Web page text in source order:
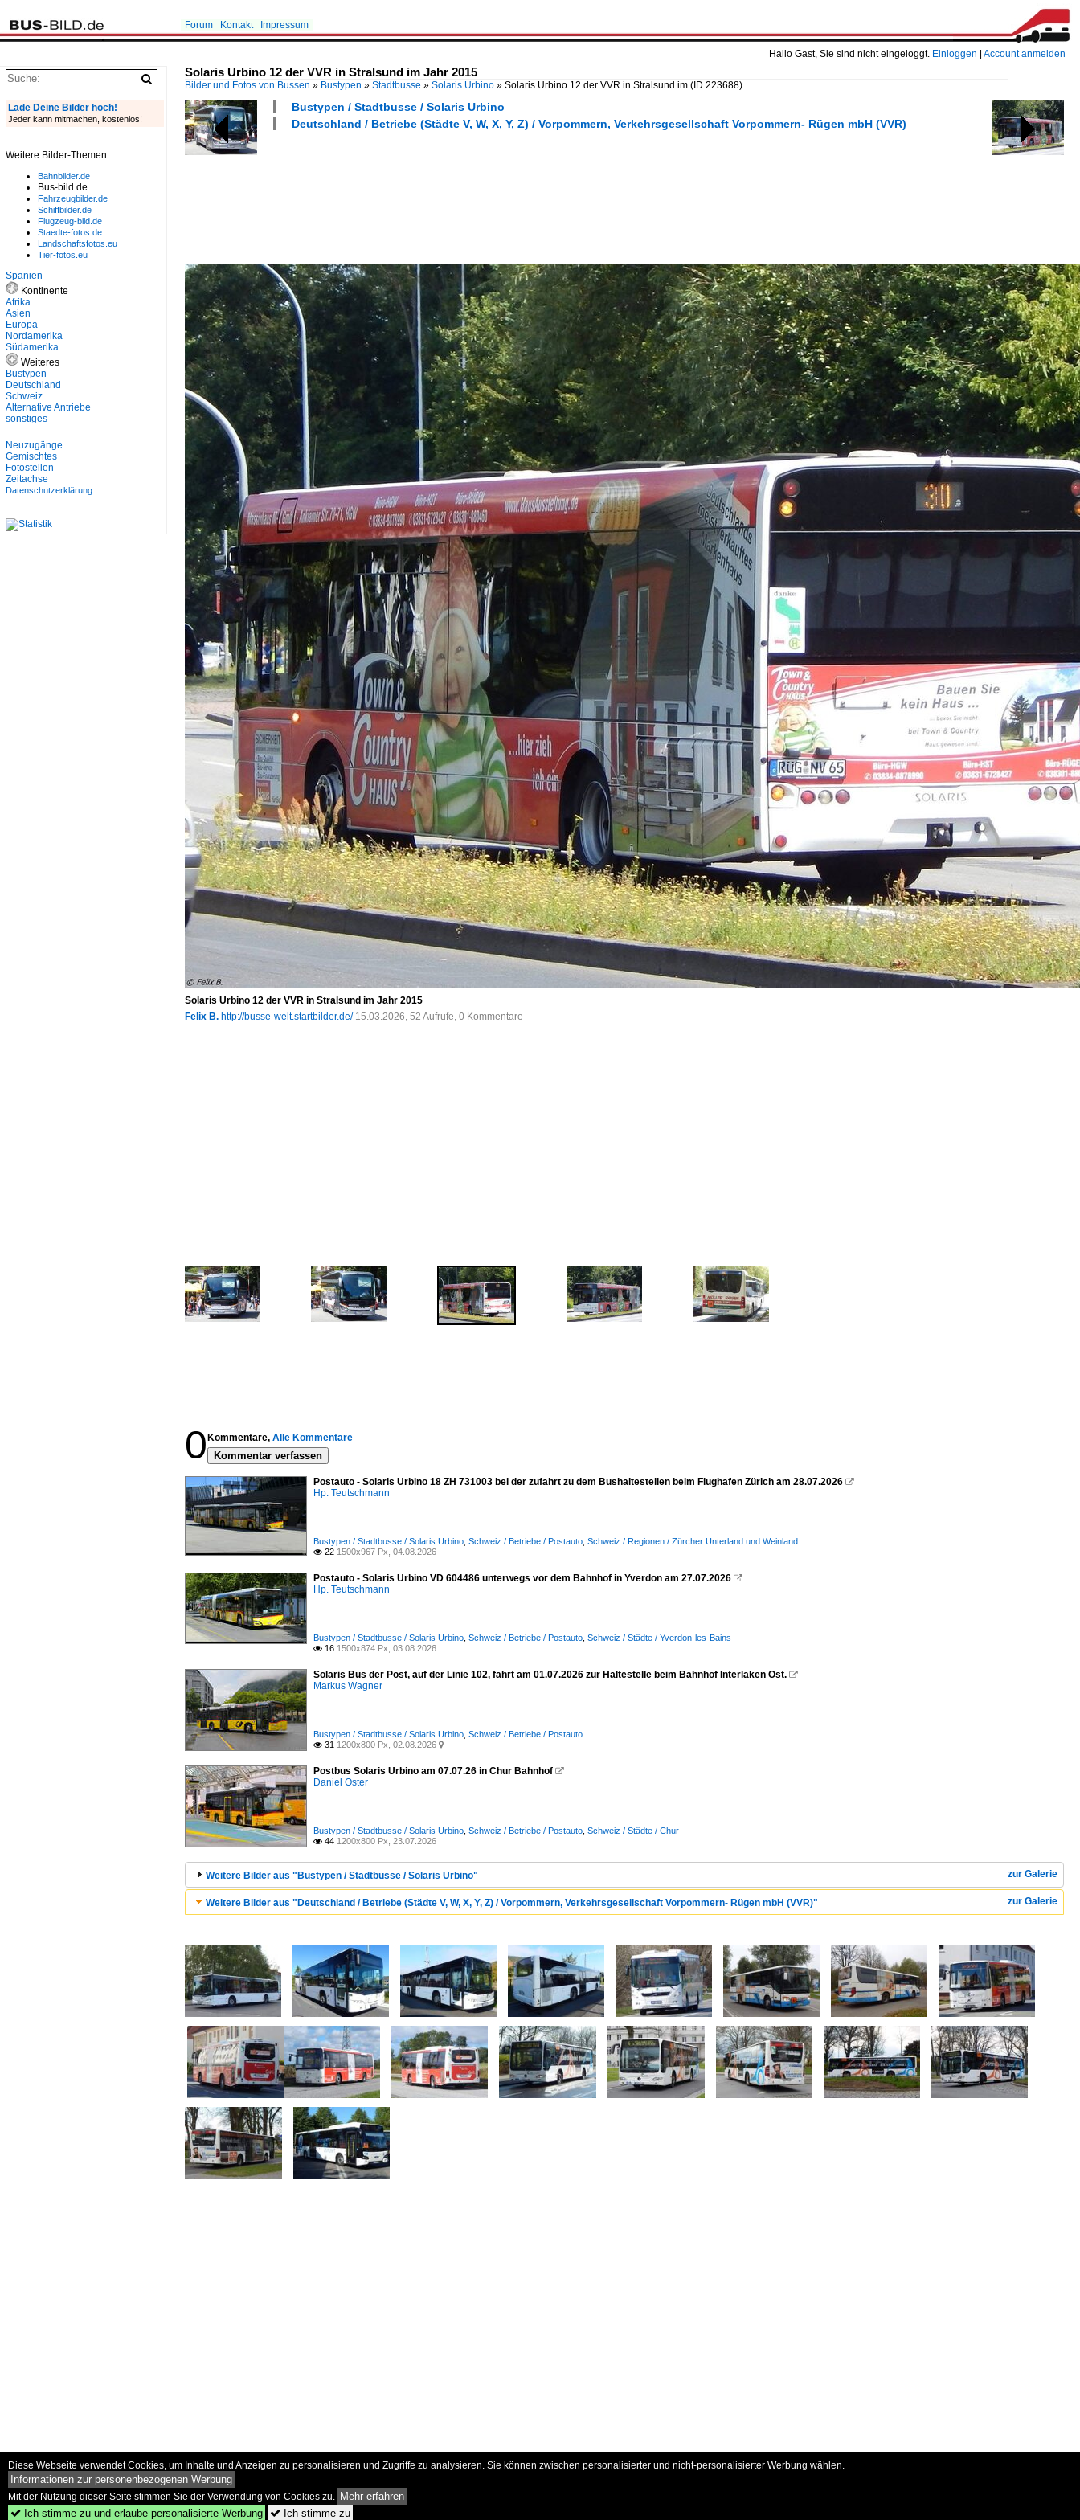
Hallo Gast, Sie sind nicht eingeloggt. Einloggen Account anmelden
Forum Kontakt Impressum
Solaris Urbino 12 der VVR in Stralsund im Jahr 2015
Bilder und Fotos von Bussen » Bustypen » Stadtbusse » Solaris Urbino » Solaris Urbino 12 der VVR in Stralsund im (ID 223688)
Bustypen / Stadtbusse / Solaris Urbino
Deutschland / Betriebe (Städte V, W, X, Y, Z) / Vorpommern, Verkehrsgesellschaft Vorpommern- Rügen mbH (VVR)
Solaris Urbino 12 der VVR in Stralsund im Jahr 2015
Felix B. http://busse-welt.startbilder.de/ 15.03.2026, 52 Aufrufe, 0 Kommentare
0 Kommentare, Alle Kommentare
Kommentar verfassen
Postauto - Solaris Urbino 18 ZH 731003 bei der zufahrt zu dem Bushaltestellen beim Flughafen Zürich am 28.07.2026 
Hp. Teutschmann
Bustypen / Stadtbusse / Solaris Urbino Schweiz / Betriebe / Postauto Schweiz / Regionen / Zürcher Unterland und Weinland
 22 1500x967 Px, 04.08.2026
Postauto - Solaris Urbino VD 604486 unterwegs vor dem Bahnhof in Yverdon am 27.07.2026 
Hp. Teutschmann
Bustypen / Stadtbusse / Solaris Urbino Schweiz / Betriebe / Postauto Schweiz / Städte / Yverdon-les-Bains
 16 1500x874 Px, 03.08.2026
Solaris Bus der Post, auf der Linie 102, fährt am 01.07.2026 zur Haltestelle beim Bahnhof Interlaken Ost. 
Markus Wagner
Bustypen / Stadtbusse / Solaris Urbino Schweiz / Betriebe / Postauto
 31 1200x800 Px, 02.08.2026 
Postbus Solaris Urbino am 07.07.26 in Chur Bahnhof 
Daniel Oster
Bustypen / Stadtbusse / Solaris Urbino Schweiz / Betriebe / Postauto Schweiz / Städte / Chur
 44 1200x800 Px, 23.07.2026
zur Galerie
Weitere Bilder aus "Bustypen / Stadtbusse / Solaris Urbino"
zur Galerie
Weitere Bilder aus "Deutschland / Betriebe (Städte V, W, X, Y, Z) / Vorpommern, Verkehrsgesellschaft Vorpommern- Rügen mbH (VVR)"
Lade Deine Bilder hoch!
Jeder kann mitmachen, kostenlos!
Weitere Bilder-Themen:
Bahnbilder.de
Bus-bild.de
Fahrzeugbilder.de
Schiffbilder.de
Flugzeug-bild.de
Staedte-fotos.de
Landschaftsfotos.eu
Tier-fotos.eu
Spanien
Kontinente
Afrika
Asien
Europa
Nordamerika
Südamerika
Weiteres
Bustypen
Deutschland
Schweiz
Alternative Antriebe
sonstiges
Neuzugänge
Gemischtes
Fotostellen
Zeitachse
Datenschutzerklärung
Diese Webseite verwendet Cookies, um Inhalte und Anzeigen zu personalisieren und Zugriffe zu analysieren. Sie können zwischen personalisierter und nicht-personalisierter Werbung wählen.
Informationen zur personenbezogenen Werbung
Mit der Nutzung dieser Seite stimmen Sie der Verwendung von Cookies zu. Mehr erfahren
 Ich stimme zu und erlaube personalisierte Werbung  Ich stimme zu